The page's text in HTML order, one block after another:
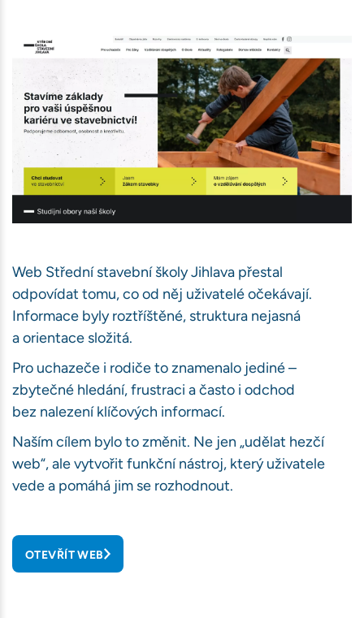
Web Střední stavební školy Jihlava přestal
odpovídat tomu, co od něj uživatelé očekávají.
Informace byly roztříštěné, struktura nejasná
a orientace složitá.
Pro uchazeče i rodiče to znamenalo jediné –
zbytečné hledání, frustraci a často i odchod
bez nalezení klíčových informací.
Naším cílem bylo to změnit. Ne jen „udělat hezčí
web“, ale vytvořit funkční nástroj, který uživatele
vede a pomáhá jim se rozhodnout.
OTEVŘÍT WEB